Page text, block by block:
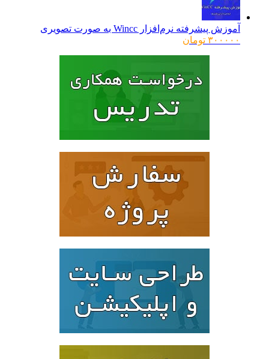
آموزش پیشرفته نرم‌افزار Wincc به صورت تصویری
۳۰۰۰۰۰ تومان